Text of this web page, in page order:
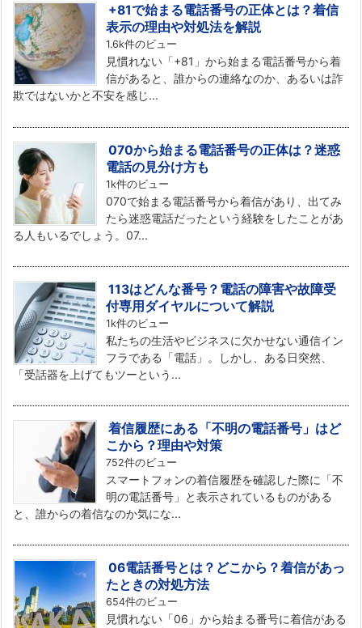
+81で始まる電話番号の正体とは？着信
表示の理由や対処法を解説
1.6k件のビュー
見慣れない「+81」から始まる電話番号から着
信があると、誰からの連絡なのか、あるいは詐
欺ではないかと不安を感じ...
070から始まる電話番号の正体は？迷惑
電話の見分け方も
1k件のビュー
070で始まる電話番号から着信があり、出てみ
たら迷惑電話だったという経験をしたことがあ
る人もいるでしょう。07...
113はどんな番号？電話の障害や故障受
付専用ダイヤルについて解説
1k件のビュー
私たちの生活やビジネスに欠かせない通信イン
フラである「電話」。しかし、ある日突然、
「受話器を上げてもツーという...
着信履歴にある「不明の電話番号」はど
こから？理由や対策
752件のビュー
スマートフォンの着信履歴を確認した際に「不
明の電話番号」と表示されているものがある
と、誰からの着信なのか気にな...
06電話番号とは？どこから？着信があっ
たときの対処方法
654件のビュー
見慣れない「06」から始まる番号に着信がある